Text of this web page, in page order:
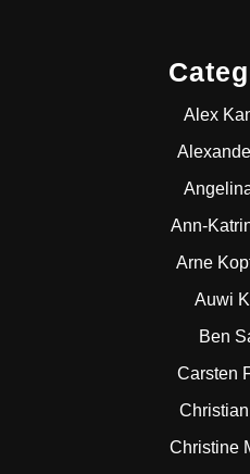
Alex
Ann-
Arne
Auwi
Ben
Carsten
Christine